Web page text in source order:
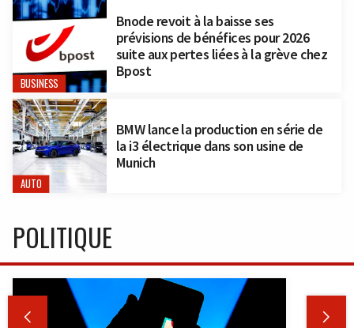
BUSINESS
Bnode revoit à la baisse ses
prévisions de bénéfices pour 2026
suite aux pertes liées à la grève chez
Bpost
AUTO
BMW lance la production en série de
la i3 électrique dans son usine de
Munich
POLITIQUE
 